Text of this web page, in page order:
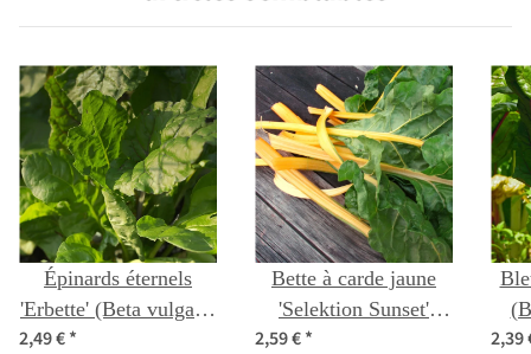
Épinards éternels
'Erbette' (Beta vulgaris
ssp. vulgaris) Bio
2,49 €*
Bette à carde jaune
'Selektion Sunset'
(Beta vulgaris subsp.
2,59 €* 2,39